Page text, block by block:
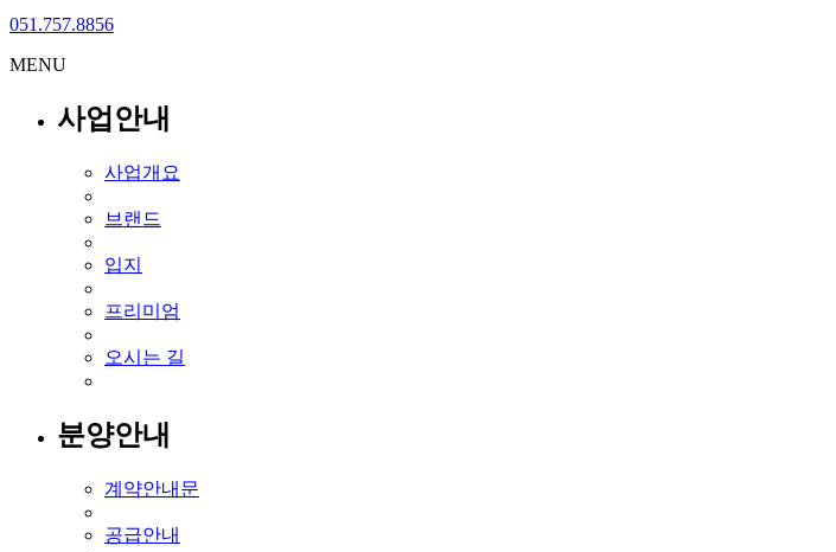
051.757.8856
MENU
사업안내
사업개요
브랜드
입지
프리미엄
오시는 길
분양안내
계약안내문
공급안내